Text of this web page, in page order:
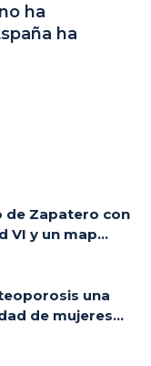
ha
ha
de Zapatero con
VI y un map...
una
de mujeres...